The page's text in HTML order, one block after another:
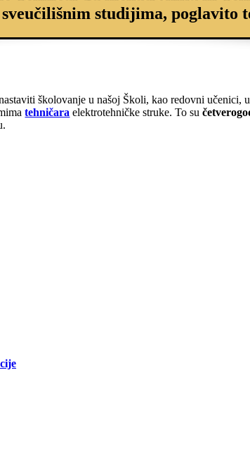
studijima, poglavito
školovanje u našoj Školi, kao redovni učenici,
tehničara elektrotehničke struke. To su